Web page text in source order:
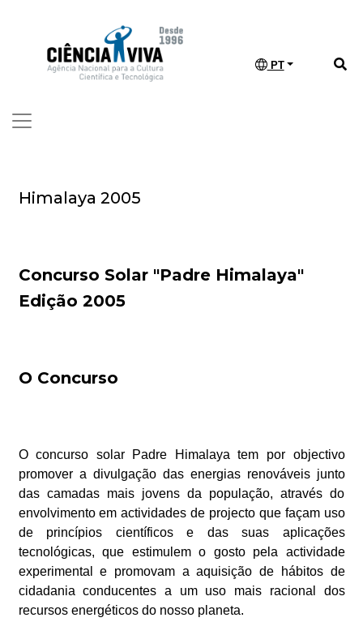
PT
Himalaya 2005
Concurso Solar "Padre Himalaya"
Edição 2005
O Concurso
O concurso solar Padre Himalaya tem por objectivo
promover a divulgação das energias renováveis junto
das camadas mais jovens da população, através do
envolvimento em actividades de projecto que façam uso
de princípios científicos e das suas aplicações
tecnológicas, que estimulem o gosto pela actividade
experimental e promovam a aquisição de hábitos de
cidadania conducentes a um uso mais racional dos
recursos energéticos do nosso planeta.